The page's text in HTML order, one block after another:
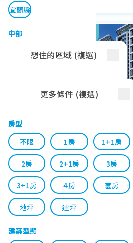
宜蘭縣
中部
台中市 彰化縣
高雄市 屏東縣
東部與離島
花蓮縣
台東縣 澎湖縣
金門縣 連江縣
想住的區域 (複選)
南區
北屯區 西屯區 南屯區
太平區 大里區 霧峰區
烏日區 豐原區 后里區
石岡區 東勢區
新社區
更多條件 (複選)
房型
不限
1房 1+1房
2房 2+1房 3房
3+1房 4房 套房
地坪 建坪
建築型態
位於南屯雙捷運軸心！
鉅陞藏賦
價格待定
預售屋 複合型大樓 1～3房 18～44坪